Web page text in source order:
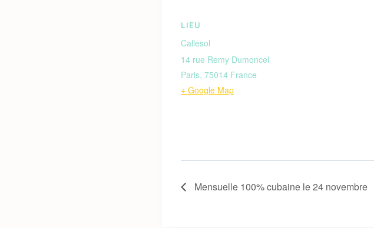
LIEU
Callesol
14 rue Remy Dumoncel
Paris, 75014 France
+ Google Map
Mensuelle 100% cubaine le 24 novembre